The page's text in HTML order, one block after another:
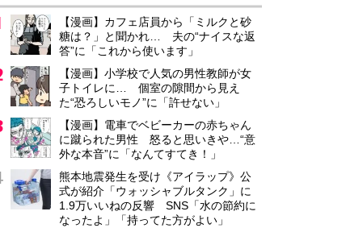
【漫画】カフェ店員から「ミルクと砂
糖は？」と聞かれ… 夫の“ナイスな返
答”に「これから使います」
【漫画】小学校で人気の男性教師が女
子トイレに… 個室の隙間から見え
た“恐ろしいモノ”に「許せない」
【漫画】電車でベビーカーの赤ちゃん
に蹴られた男性 怒ると思いきや…“意
外な本音”に「なんてすてき！」
熊本地震発生を受け《アイラップ》公
式が紹介「ウォッシャブルタンク」に
1.9万いいねの反響 SNS「水の節約に
なったよ」「持ってた方がよい」